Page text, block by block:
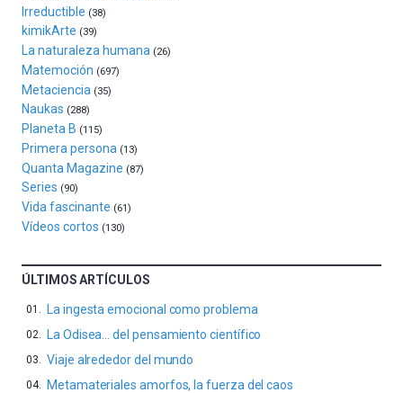
del
16
de
septiembre
al
4
de
octubre.
La
iniciativa,
organizada
Cátedra…
Irreductible (38)
kimikArte (39)
La naturaleza humana (26)
Matemoción (697)
Metaciencia (35)
Naukas (288)
Planeta B (115)
Primera persona (13)
Quanta Magazine (87)
Series (90)
Vida fascinante (61)
Vídeos cortos (130)
ÚLTIMOS ARTÍCULOS
La ingesta emocional como problema
La Odisea… del pensamiento científico
Viaje alrededor del mundo
Metamateriales amorfos, la fuerza del caos